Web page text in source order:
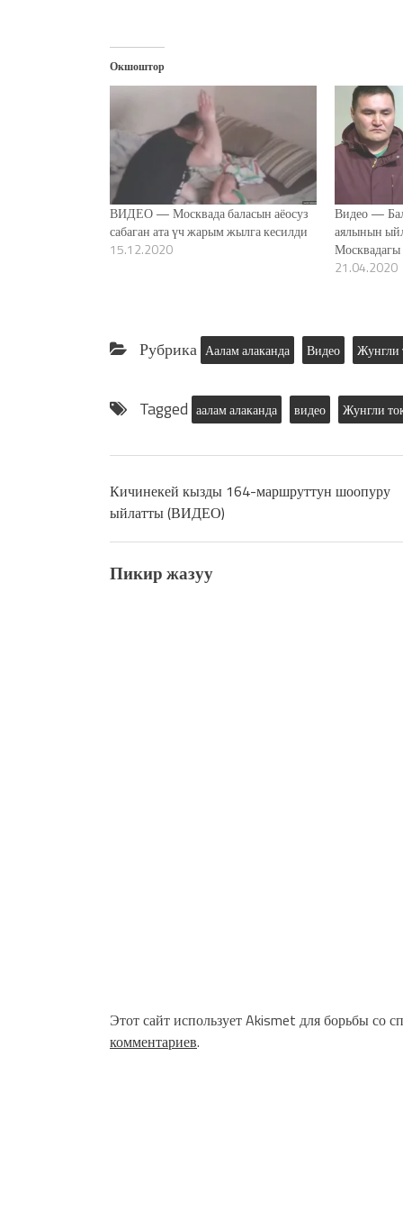
Окшоштор
ВИДЕО — Москвада баласын аёосуз
сабаган ата үч жарым жылга кесилди
15.12.2020
Видео —
аялынын
Москвадагы
21.04.2020
Рубрика Аалам алаканда Видео Жунгли
Tagged аалам алаканда видео Жунгли
Кичинекей кызды 164-маршруттун шоопуру
ыйлатты (ВИДЕО)
Пикир жазуу
Этот сайт использует Akismet для борьбы со
комментариев.